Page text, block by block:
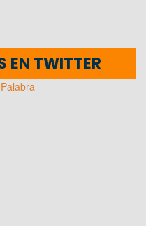
EN TWITTER